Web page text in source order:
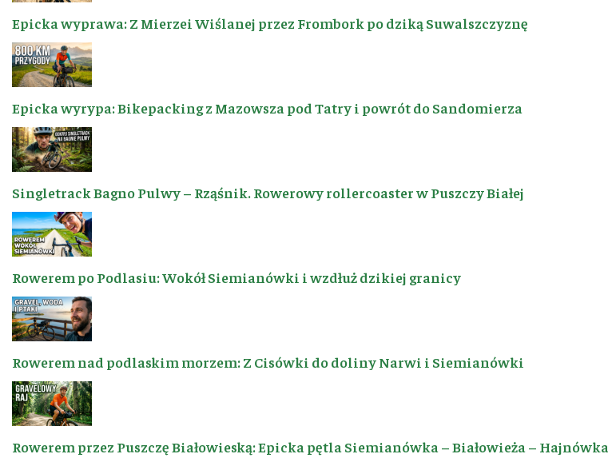
Epicka wyprawa: Z Mierzei Wiślanej przez Frombork po dziką Suwalszczyznę
Epicka wyrypa: Bikepacking z Mazowsza pod Tatry i powrót do Sandomierza
Singletrack Bagno Pulwy – Rząśnik. Rowerowy rollercoaster w Puszczy Białej
Rowerem po Podlasiu: Wokół Siemianówki i wzdłuż dzikiej granicy
Rowerem nad podlaskim morzem: Z Cisówki do doliny Narwi i Siemianówki
Rowerem przez Puszczę Białowieską: Epicka pętla Siemianówka – Białowieża – Hajnówka